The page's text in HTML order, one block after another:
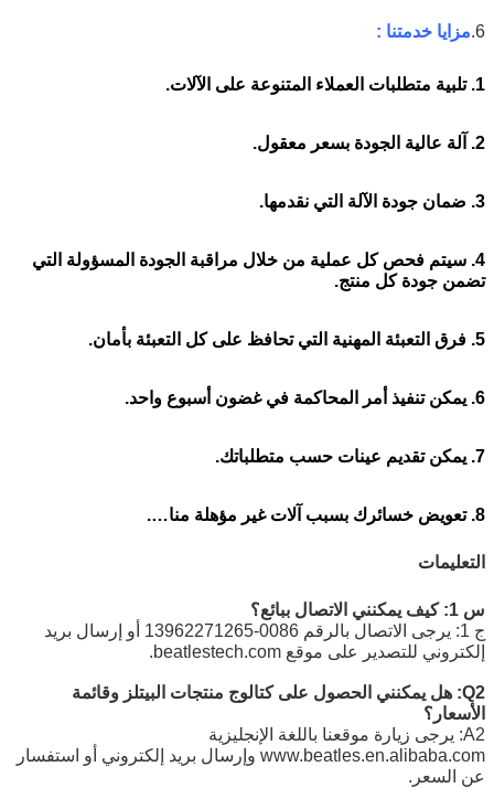
6. مزايا خدمتنا :
1. تلبية متطلبات العملاء المتنوعة على الآلات.
2. آلة عالية الجودة بسعر معقول.
3. ضمان جودة الآلة التي نقدمها.
4. سيتم فحص كل عملية من خلال مراقبة الجودة المسؤولة التي
تضمن جودة كل منتج.
5. فرق التعبئة المهنية التي تحافظ على كل التعبئة بأمان.
6. يمكن تنفيذ أمر المحاكمة في غضون أسبوع واحد.
7. يمكن تقديم عينات حسب متطلباتك.
8. تعويض خسائرك بسبب آلات غير مؤهلة منا….
التعليمات
س 1:
كيف يمكنني الاتصال ببائع؟
ج 1: يرجى الاتصال بالرقم 0086-13962271265 أو إرسال بريد
إلكتروني للتصدير على موقع beatlestech.com.
Q2: هل يمكنني الحصول على كتالوج منتجات البيتلز وقائمة
الأسعار؟
A2: يرجى زيارة موقعنا باللغة الإنجليزية
www.beatles.en.alibaba.com وإرسال بريد إلكتروني أو استفسار
عن السعر.